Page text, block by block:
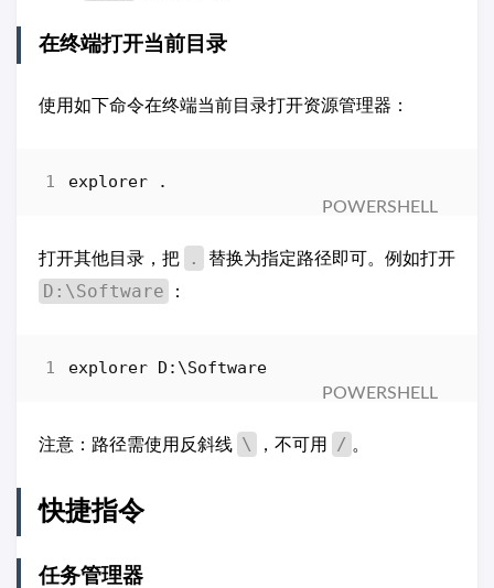
在终端打开当前目录
使用如下命令在终端当前目录打开资源管理器：
explorer .
打开其他目录，把 . 替换为指定路径即可。例如打开
D:\Software ：
explorer D: \Software
注意：路径需使用反斜线 \ ，不可用 / 。
快捷指令
任务管理器